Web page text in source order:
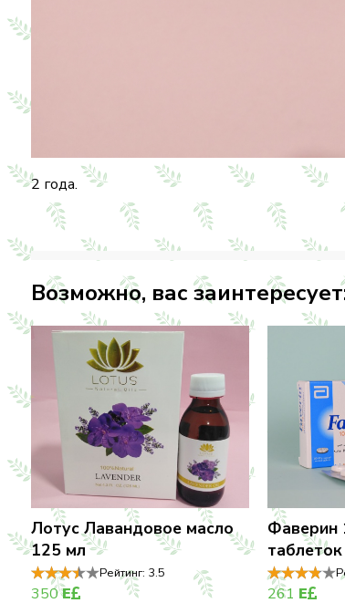
Описание:
Гигиенические прокладки Олвейс
протекания, благодаря супер
которая к тому же мгновенно впитывает
2 года.
Возможно, вас
Лотус Лавандовое масло
125 мл
Рейтинг: 3.5
350E
Фаверин
таблеток
261 E